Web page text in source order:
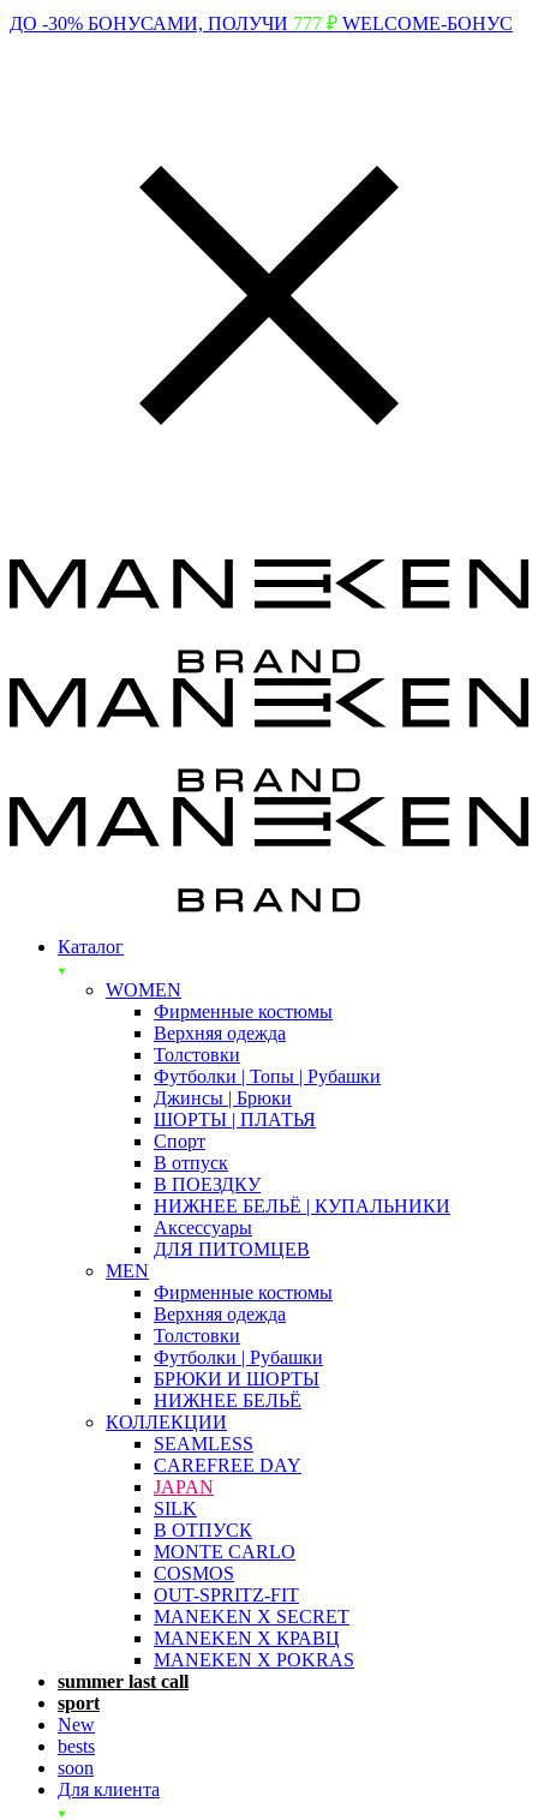
ДО -30% БОНУСАМИ, ПОЛУЧИ 777 ₽ WELCOME-БОНУС
Каталог
WOMEN
Фирменные костюмы
Верхняя одежда
Толстовки
Футболки | Топы | Рубашки
Джинсы | Брюки
ШОРТЫ | ПЛАТЬЯ
Спорт
В отпуск
В ПОЕЗДКУ
НИЖНЕЕ БЕЛЬЁ | КУПАЛЬНИКИ
Аксессуары
ДЛЯ ПИТОМЦЕВ
MEN
Фирменные костюмы
Верхняя одежда
Толстовки
Футболки | Рубашки
БРЮКИ И ШОРТЫ
НИЖНЕЕ БЕЛЬЁ
КОЛЛЕКЦИИ
SEAMLESS
CAREFREE DAY
JAPAN
SILK
В ОТПУСК
MONTE CARLO
COSMOS
OUT-SPRITZ-FIT
MANEKEN X SECRET
MANEKEN X КРАВЦ
MANEKEN X POKRAS
summer last call
sport
New
bests
soon
Для клиента